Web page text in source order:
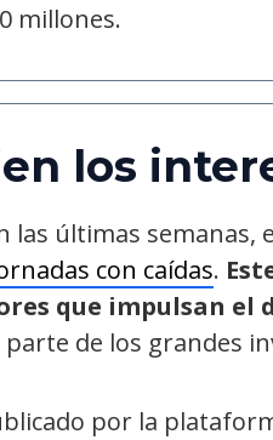
millones.
los
últimas semanas,
con caídas.
que impulsan el
de los grandes
por la